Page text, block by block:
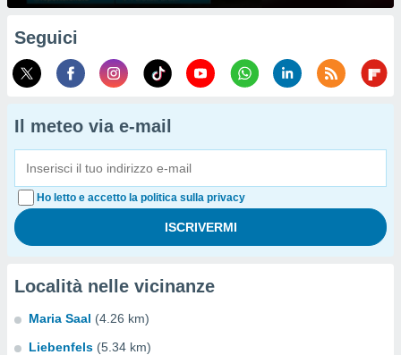
Seguici
Il meteo via e-mail
Ho letto e accetto la politica sulla privacy
Località nelle vicinanze
Maria Saal (4.26 km)
Liebenfels (5.34 km)